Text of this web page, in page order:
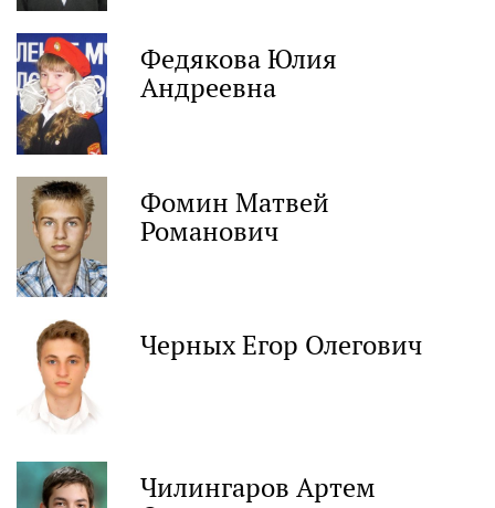
Федякова Юлия
Андреевна
Фомин Матвей
Романович
Черных Егор Олегович
Чилингаров Артем